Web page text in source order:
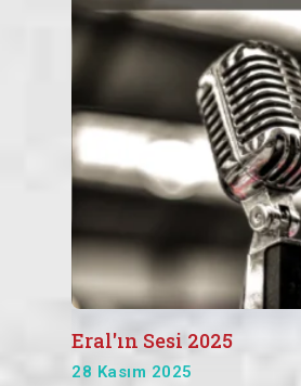
Eral'ın Sesi 2025
28 Kasım 2025